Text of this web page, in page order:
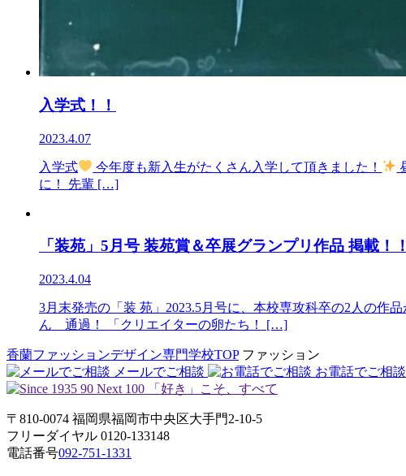
入学式！！
2023.4.07
入学式 今年度も新入生がたくさん入学して頂きました！
に！ 先輩 […]
「装苑」5月号 装苑賞＆卒展グランプリ作品 掲載！！
2023.4.04
3月末発売の「装 苑」2023.5月号に、本校専攻科卒の2人の
ん 通過！ 「クリエイターの卵たち！ […]
香蘭ファッションデザイン専門学校TOP ファッション
メールでご相談
お電話でご相談
〒810-0074 福岡県福岡市中央区大手門2-10-5
フリーダイヤル 0120-133148
電話番号092-751-1331